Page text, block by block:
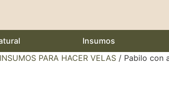
Insumos
INSUMOS PARA HACER VELAS / Pabilo con